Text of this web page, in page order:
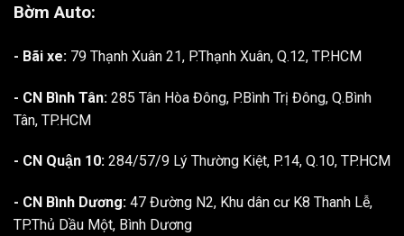
Bờm Auto:
- Bãi xe: 79 Thạnh Xuân 21, P.Thạnh Xuân, Q.12, TP.HCM
- CN Bình Tân: 285 Tân Hòa Đông, P.Bình Trị Đông, Q.Bình
Tân, TP.HCM
- CN Quận 10: 284/57/9 Lý Thường Kiệt, P.14, Q.10, TP.HCM
- CN Bình Dương: 47 Đường N2, Khu dân cư K8 Thanh Lễ,
TP.Thủ Dầu Một, Bình Dương